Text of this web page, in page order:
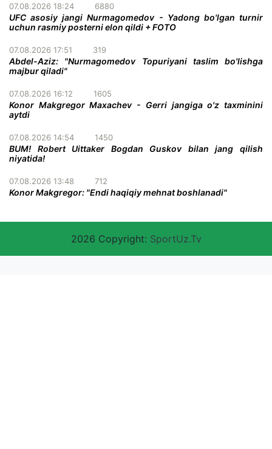
07.08.2026 18:24 6880
UFC asosiy jangi Nurmagomedov - Yadong bo'lgan turnir
uchun rasmiy posterni elon qildi + FOTO
07.08.2026 17:51 319
Abdel-Aziz: "Nurmagomedov Topuriyani taslim bo'lishga
majbur qiladi"
07.08.2026 16:12 1605
Konor Makgregor Maxachev - Gerri jangiga o'z taxminini
aytdi
07.08.2026 14:54 1450
BUM! Robert Uittaker Bogdan Guskov bilan jang qilish
niyatida!
07.08.2026 13:48 712
Konor Makgregor: "Endi haqiqiy mehnat boshlanadi"
2026 Copyright: SportUz.Tv